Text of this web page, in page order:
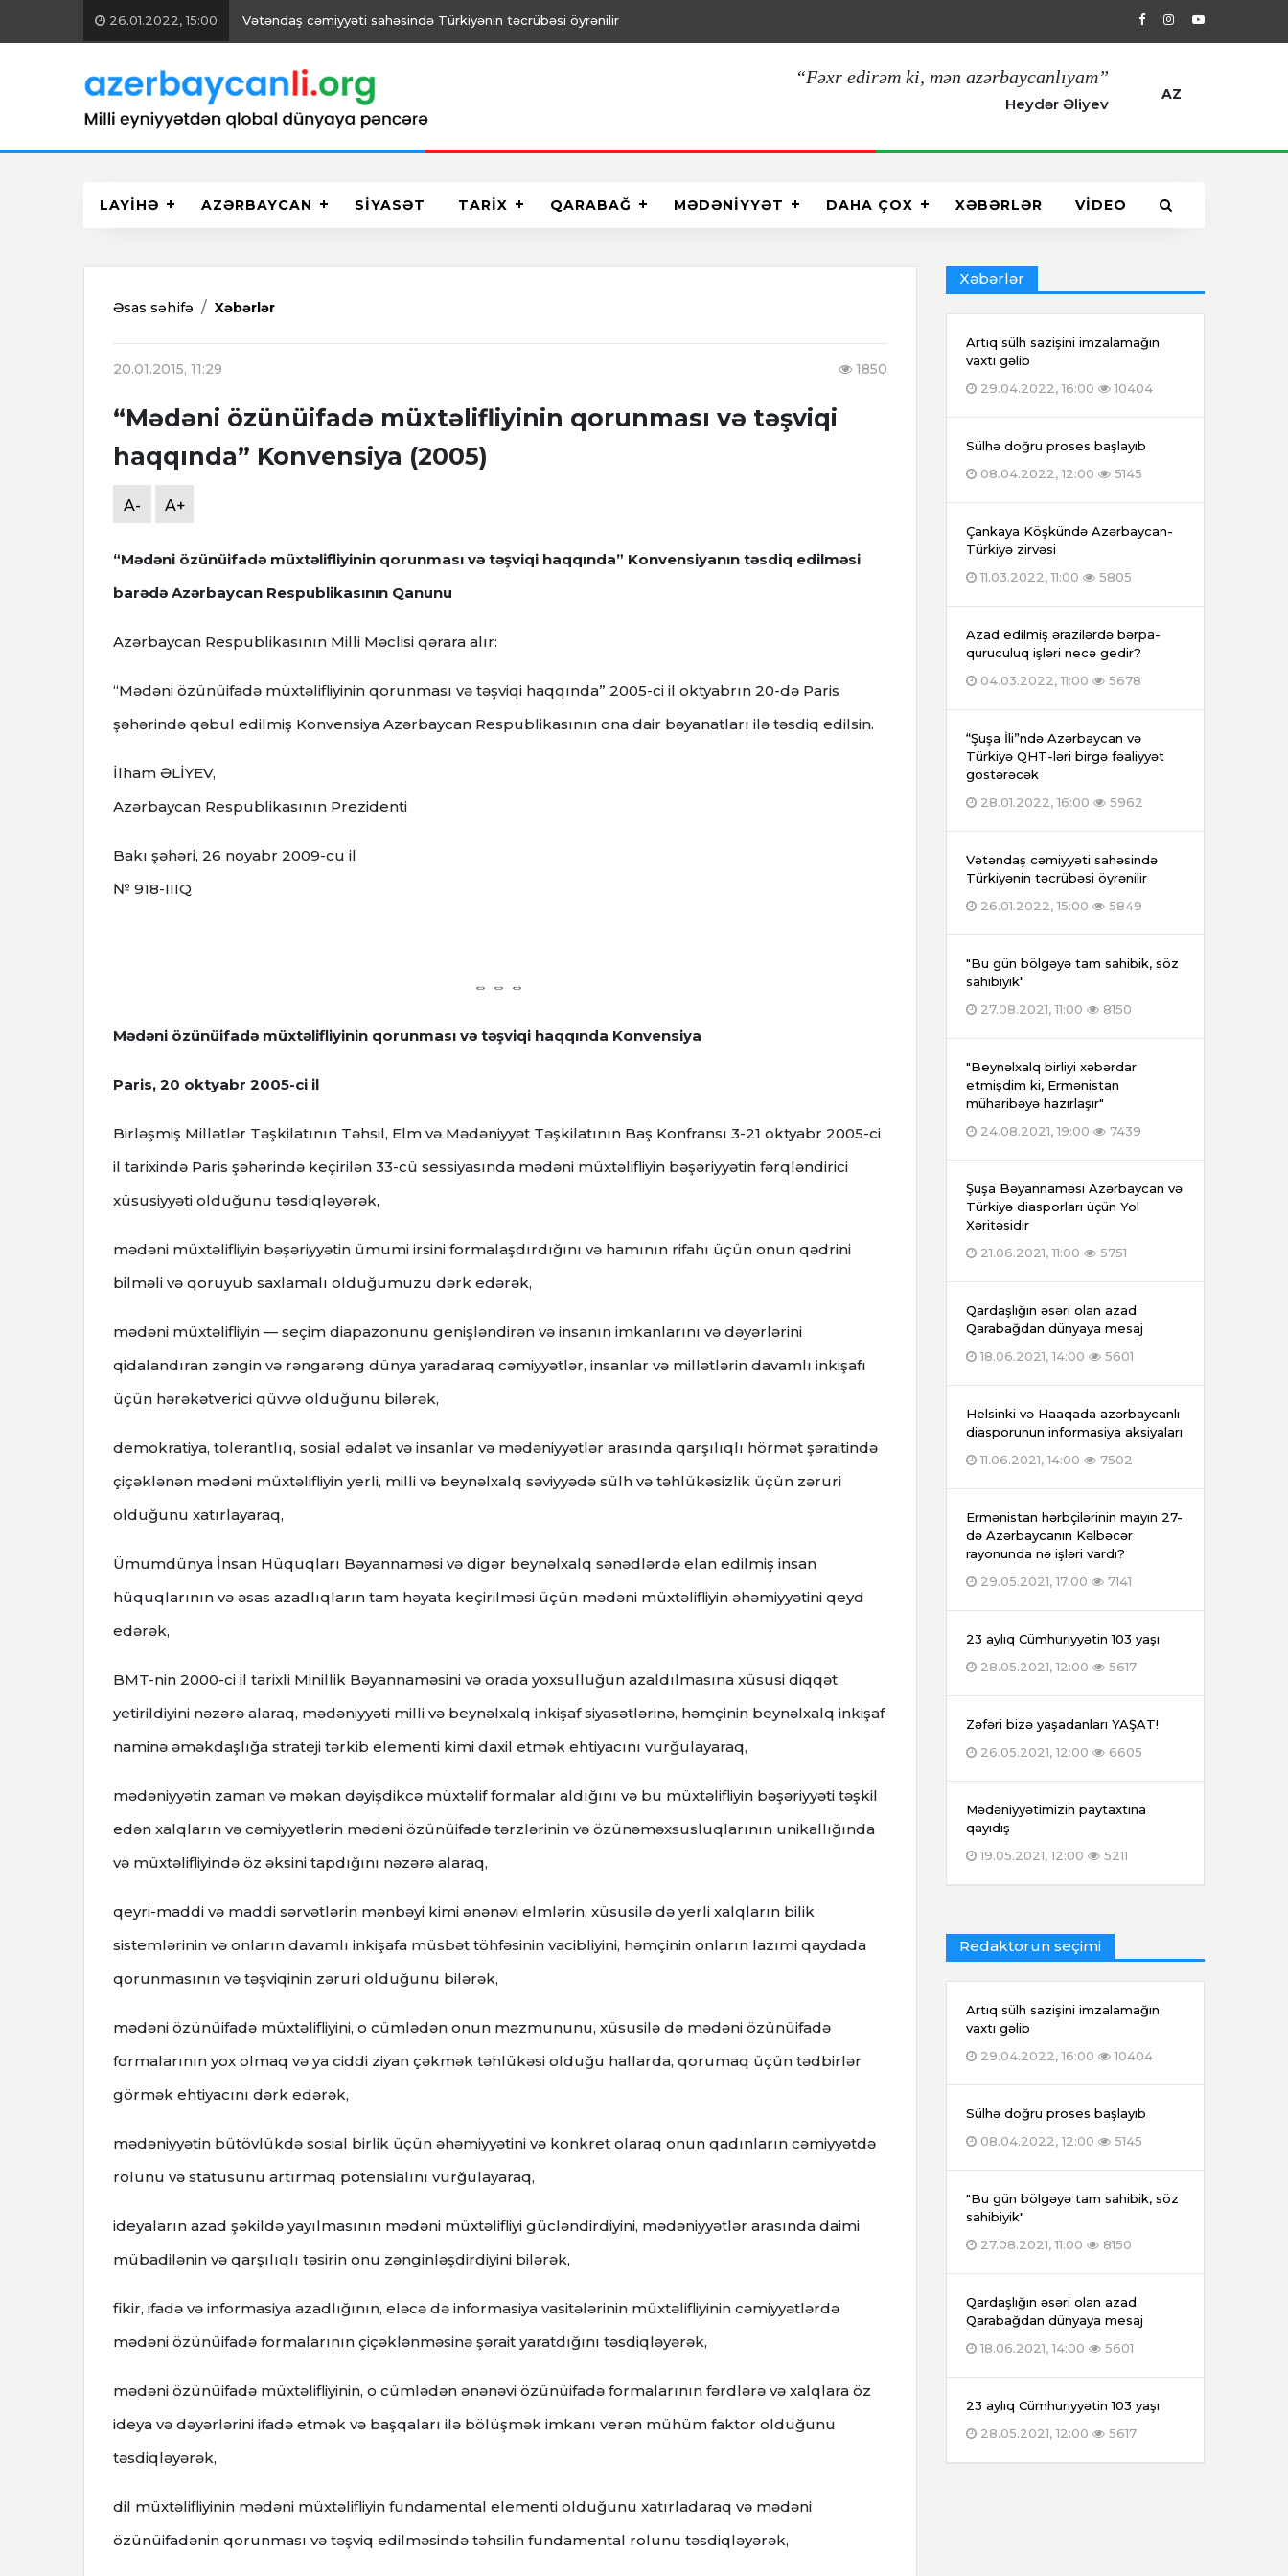
26.01.2022, 15:00 Vətəndaş cəmiyyəti sahəsində Türkiyənin təcrübəsi öyrənilir 29.04.2022, 16:00 Artıq sülh
“Fəxr edirəm ki, mən azərbaycanlıyam”
Heydər Əliyev
AZ
LAYİHƏ AZƏRBAYCAN SİYASƏT TARİX QARABAĞ MƏDƏNİYYƏT DAHA ÇOX XƏBƏRLƏR VİDEO
Əsas səhifə Xəbərlər
20.01.2015, 11:29 1850
“Mədəni özünüifadə müxtəlifliyinin qorunması və təşviqi
haqqında” Konvensiya (2005)
A- A+
“Mədəni özünüifadə müxtəlifliyinin qorunması və təşviqi haqqında” Konvensiyanın təsdiq edilməsi
barədə Azərbaycan Respublikasının Qanunu
Azərbaycan Respublikasının Milli Məclisi qərara alır:
“Mədəni özünüifadə müxtəlifliyinin qorunması və təşviqi haqqında” 2005-ci il oktyabrın 20-də Paris
şəhərində qəbul edilmiş Konvensiya Azərbaycan Respublikasının ona dair bəyanatları ilə təsdiq edilsin.
İlham ƏLİYEV,
Azərbaycan Respublikasının Prezidenti
Bakı şəhəri, 26 noyabr 2009-cu il
№ 918-IIIQ
⇔ ⇔ ⇔
Mədəni özünüifadə müxtəlifliyinin qorunması və təşviqi haqqında Konvensiya
Paris, 20 oktyabr 2005-ci il
Birləşmiş Millətlər Təşkilatının Təhsil, Elm və Mədəniyyət Təşkilatının Baş Konfransı 3-21 oktyabr 2005-ci
il tarixində Paris şəhərində keçirilən 33-cü sessiyasında mədəni müxtəlifliyin bəşəriyyətin fərqləndirici
xüsusiyyəti olduğunu təsdiqləyərək,
mədəni müxtəlifliyin bəşəriyyətin ümumi irsini formalaşdırdığını və hamının rifahı üçün onun qədrini
bilməli və qoruyub saxlamalı olduğumuzu dərk edərək,
mədəni müxtəlifliyin — seçim diapazonunu genişləndirən və insanın imkanlarını və dəyərlərini
qidalandıran zəngin və rəngarəng dünya yaradaraq cəmiyyətlər, insanlar və millətlərin davamlı inkişafı
üçün hərəkətverici qüvvə olduğunu bilərək,
demokratiya, tolerantlıq, sosial ədalət və insanlar və mədəniyyətlər arasında qarşılıqlı hörmət şəraitində
çiçəklənən mədəni müxtəlifliyin yerli, milli və beynəlxalq səviyyədə sülh və təhlükəsizlik üçün zəruri
olduğunu xatırlayaraq,
Ümumdünya İnsan Hüquqları Bəyannaməsi və digər beynəlxalq sənədlərdə elan edilmiş insan
hüquqlarının və əsas azadlıqların tam həyata keçirilməsi üçün mədəni müxtəlifliyin əhəmiyyətini qeyd
edərək,
BMT-nin 2000-ci il tarixli Minillik Bəyannaməsini və orada yoxsulluğun azaldılmasına xüsusi diqqət
yetirildiyini nəzərə alaraq, mədəniyyəti milli və beynəlxalq inkişaf siyasətlərinə, həmçinin beynəlxalq inkişaf
naminə əməkdaşlığa strateji tərkib elementi kimi daxil etmək ehtiyacını vurğulayaraq,
mədəniyyətin zaman və məkan dəyişdikcə müxtəlif formalar aldığını və bu müxtəlifliyin bəşəriyyəti təşkil
edən xalqların və cəmiyyətlərin mədəni özünüifadə tərzlərinin və özünəməxsusluqlarının unikallığında
və müxtəlifliyində öz əksini tapdığını nəzərə alaraq,
qeyri-maddi və maddi sərvətlərin mənbəyi kimi ənənəvi elmlərin, xüsusilə də yerli xalqların bilik
sistemlərinin və onların davamlı inkişafa müsbət töhfəsinin vacibliyini, həmçinin onların lazımi qaydada
qorunmasının və təşviqinin zəruri olduğunu bilərək,
mədəni özünüifadə müxtəlifliyini, o cümlədən onun məzmununu, xüsusilə də mədəni özünüifadə
formalarının yox olmaq və ya ciddi ziyan çəkmək təhlükəsi olduğu hallarda, qorumaq üçün tədbirlər
görmək ehtiyacını dərk edərək,
mədəniyyətin bütövlükdə sosial birlik üçün əhəmiyyətini və konkret olaraq onun qadınların cəmiyyətdə
rolunu və statusunu artırmaq potensialını vurğulayaraq,
ideyaların azad şəkildə yayılmasının mədəni müxtəlifliyi gücləndirdiyini, mədəniyyətlər arasında daimi
mübadilənin və qarşılıqlı təsirin onu zənginləşdirdiyini bilərək,
fikir, ifadə və informasiya azadlığının, eləcə də informasiya vasitələrinin müxtəlifliyinin cəmiyyətlərdə
mədəni özünüifadə formalarının çiçəklənməsinə şərait yaratdığını təsdiqləyərək,
mədəni özünüifadə müxtəlifliyinin, o cümlədən ənənəvi özünüifadə formalarının fərdlərə və xalqlara öz
ideya və dəyərlərini ifadə etmək və başqaları ilə bölüşmək imkanı verən mühüm faktor olduğunu
təsdiqləyərək,
dil müxtəlifliyinin mədəni müxtəlifliyin fundamental elementi olduğunu xatırladaraq və mədəni
özünüifadənin qorunması və təşviq edilməsində təhsilin fundamental rolunu təsdiqləyərək,
Xəbərlər
Artıq sülh sazişini imzalamağın
vaxtı gəlib
29.04.2022, 16:00
10404
Sülhə doğru proses başlayıb
08.04.2022, 12:00
5145
Çankaya Köşkündə Azərbaycan-
Türkiyə zirvəsi
11.03.2022, 11:00
5805
Azad edilmiş ərazilərdə bərpa-
quruculuq işləri necə gedir?
04.03.2022, 11:00
5678
“Şuşa İli”ndə Azərbaycan və
Türkiyə QHT-ləri birgə fəaliyyət
göstərəcək
28.01.2022, 16:00
5962
Vətəndaş cəmiyyəti sahəsində
Türkiyənin təcrübəsi öyrənilir
26.01.2022, 15:00
5849
"Bu gün bölgəyə tam sahibik, söz
sahibiyik"
27.08.2021, 11:00
8150
"Beynəlxalq birliyi xəbərdar
etmişdim ki, Ermənistan
müharibəyə hazırlaşır"
24.08.2021, 19:00
7439
Şuşa Bəyannaməsi Azərbaycan və
Türkiyə diasporları üçün Yol
Xəritəsidir
21.06.2021, 11:00
5751
Qardaşlığın əsəri olan azad
Qarabağdan dünyaya mesaj
18.06.2021, 14:00
5601
Helsinki və Haaqada azərbaycanlı
diasporunun informasiya aksiyaları
11.06.2021, 14:00
7502
Ermənistan hərbçilərinin mayın 27-
də Azərbaycanın Kəlbəcər
rayonunda nə işləri vardı?
29.05.2021, 17:00
7141
23 aylıq Cümhuriyyətin 103 yaşı
28.05.2021, 12:00
5617
Zəfəri bizə yaşadanları YAŞAT!
26.05.2021, 12:00
6605
Mədəniyyətimizin paytaxtına
qayıdış
19.05.2021, 12:00
5211
Redaktorun seçimi
Artıq sülh sazişini imzalamağın
vaxtı gəlib
29.04.2022, 16:00
10404
Sülhə doğru proses başlayıb
08.04.2022, 12:00
5145
"Bu gün bölgəyə tam sahibik, söz
sahibiyik"
27.08.2021, 11:00
8150
Qardaşlığın əsəri olan azad
Qarabağdan dünyaya mesaj
18.06.2021, 14:00
5601
23 aylıq Cümhuriyyətin 103 yaşı
28.05.2021, 12:00
5617